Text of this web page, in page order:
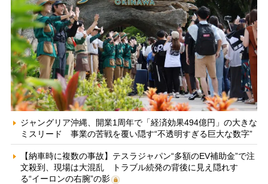
ジャングリア沖縄、開業1周年で「経済効果494億円」の大きな
ミスリード 事業の苦戦を覆い隠す“不透明すぎる巨大な数字”
【納車時に複数の事故】テスラジャパン“多額のEV補助金”で注
文殺到、現場は大混乱 トラブル続発の背後に見え隠れす
る“イーロンの右腕”の影